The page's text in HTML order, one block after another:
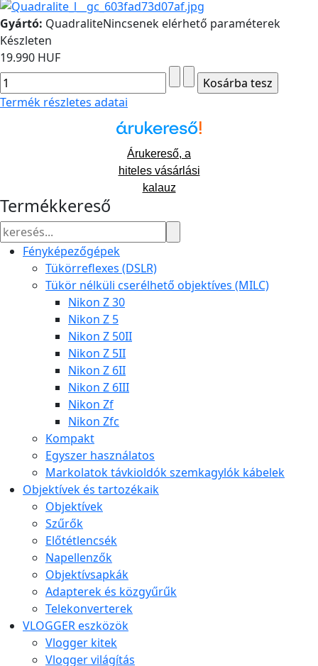
Gyártó: QuadraliteNincsenek elérhető paraméterek
Készleten
19.990 HUF
Termék részletes adatai
Árukereső, a
hiteles vásárlási
kalauz
Termékkereső
Fényképezőgépek
Tükörreflexes (DSLR)
Tükör nélküli cserélhető objektíves (MILC)
Nikon Z 30
Nikon Z 5
Nikon Z 50II
Nikon Z 5II
Nikon Z 6II
Nikon Z 6III
Nikon Zf
Nikon Zfc
Kompakt
Egyszer használatos
Markolatok távkioldók szemkagylók kábelek
Objektívek és tartozékaik
Objektívek
Szűrők
Előtétlencsék
Napellenzők
Objektívsapkák
Adapterek és közgyűrűk
Telekonverterek
VLOGGER eszközök
Vlogger kitek
Vlogger világítás